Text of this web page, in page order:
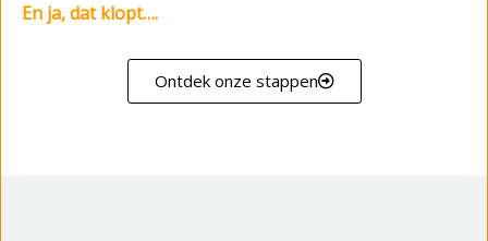
En ja, dat klopt….
Ontdek onze stappen